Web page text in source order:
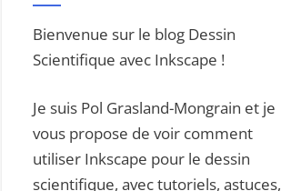
Bienvenue sur le blog Dessin
Scientifique avec Inkscape !
Je suis Pol Grasland-Mongrain et je
vous propose de voir comment
utiliser Inkscape pour le dessin
scientifique, avec tutoriels, astuces,